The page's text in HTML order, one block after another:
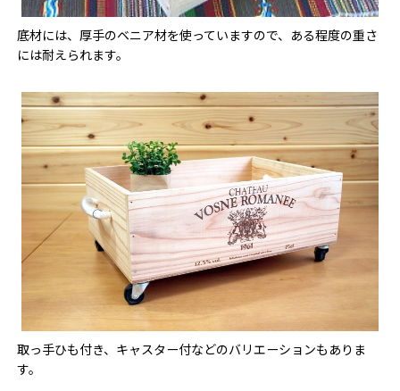
底材には、厚手のベニア材を使っていますので、ある程度の重さ
には耐えられます。
取っ手ひも付き、キャスター付などのバリエーションもありま
す。